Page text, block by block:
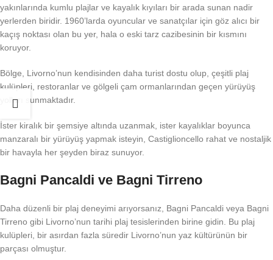
yakınlarında kumlu plajlar ve kayalık kıyıları bir arada sunan nadir
yerlerden biridir. 1960’larda oyuncular ve sanatçılar için göz alıcı bir
kaçış noktası olan bu yer, hala o eski tarz cazibesinin bir kısmını
koruyor.
Bölge, Livorno’nun kendisinden daha turist dostu olup, çeşitli plaj
kulüpleri, restoranlar ve gölgeli çam ormanlarından geçen yürüyüş
yolları sunmaktadır.
İster kiralık bir şemsiye altında uzanmak, ister kayalıklar boyunca
manzaralı bir yürüyüş yapmak isteyin, Castiglioncello rahat ve nostaljik
bir havayla her şeyden biraz sunuyor.
Bagni Pancaldi ve Bagni Tirreno
Daha düzenli bir plaj deneyimi arıyorsanız, Bagni Pancaldi veya Bagni
Tirreno gibi Livorno’nun tarihi plaj tesislerinden birine gidin. Bu plaj
kulüpleri, bir asırdan fazla süredir Livorno’nun yaz kültürünün bir
parçası olmuştur.